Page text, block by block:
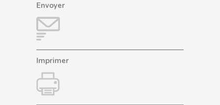
Envoyer
Imprimer